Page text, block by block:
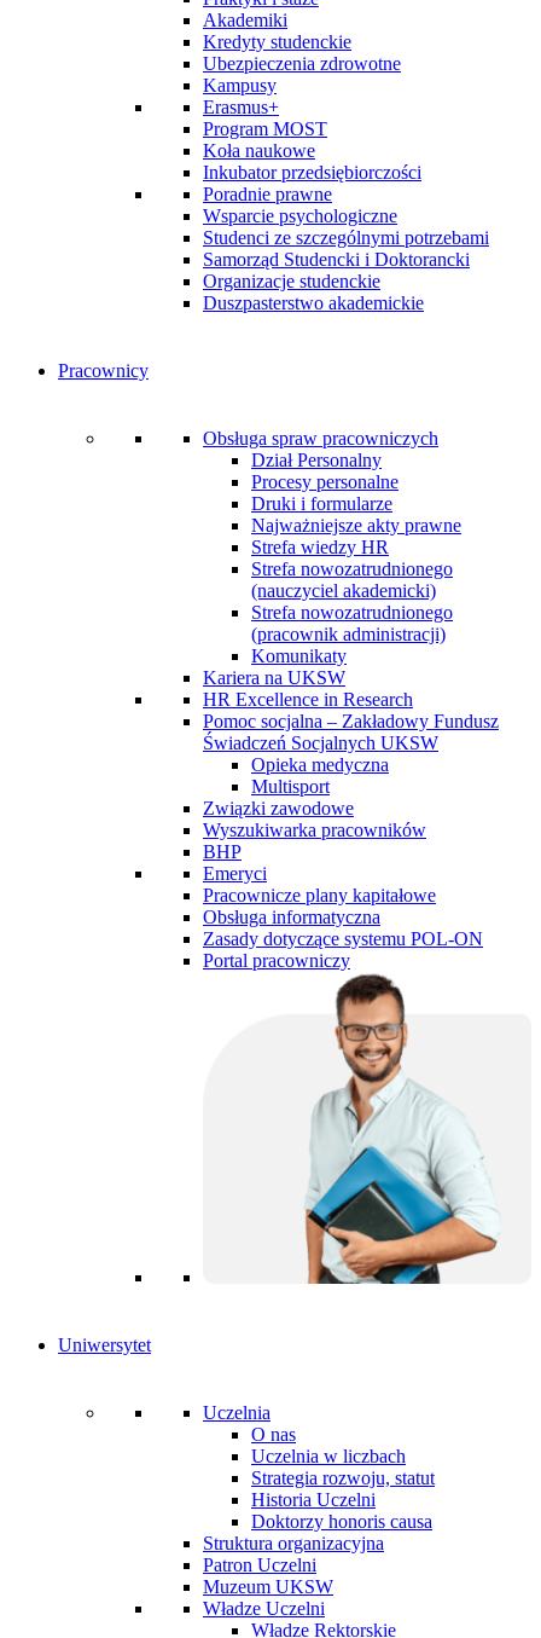
Akademiki
Kredyty studenckie
Ubezpieczenia zdrowotne
Kampusy
Erasmus+
Program MOST
Koła naukowe
Inkubator przedsiębiorczości
Poradnie prawne
Wsparcie psychologiczne
Studenci ze szczególnymi potrzebami
Samorząd Studencki i Doktorancki
Organizacje studenckie
Duszpasterstwo akademickie
Pracownicy
Obsługa spraw pracowniczych
Dział Personalny
Procesy personalne
Druki i formularze
Najważniejsze akty prawne
Strefa wiedzy HR
Strefa nowozatrudnionego
(nauczyciel akademicki)
Strefa nowozatrudnionego
(pracownik administracji)
Komunikaty
Kariera na UKSW
HR Excellence in Research
Pomoc socjalna – Zakładowy Fundusz
Świadczeń Socjalnych UKSW
Opieka medyczna
Multisport
Związki zawodowe
Wyszukiwarka pracowników
BHP
Emeryci
Pracownicze plany kapitałowe
Obsługa informatyczna
Zasady dotyczące systemu POL-ON
Portal pracowniczy
Uniwersytet
Uczelnia
O nas
Uczelnia w liczbach
Strategia rozwoju, statut
Historia Uczelni
Doktorzy honoris causa
Struktura organizacyjna
Patron Uczelni
Muzeum UKSW
Władze Uczelni
Władze Rektorskie